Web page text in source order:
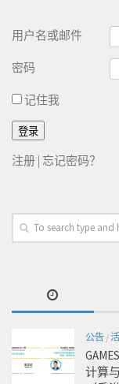
用户名或邮件
密码
记住我
注册 | 忘记密码？
公告 /
计算